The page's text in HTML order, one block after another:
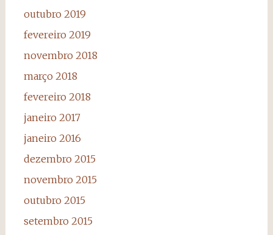
outubro 2019
fevereiro 2019
novembro 2018
março 2018
fevereiro 2018
janeiro 2017
janeiro 2016
dezembro 2015
novembro 2015
outubro 2015
setembro 2015